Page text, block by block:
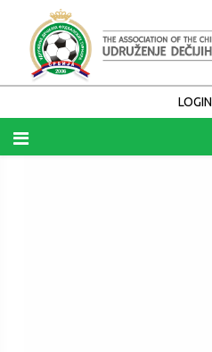
LOGIN